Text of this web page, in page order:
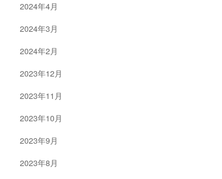
2024年4月
2024年3月
2024年2月
2023年12月
2023年11月
2023年10月
2023年9月
2023年8月